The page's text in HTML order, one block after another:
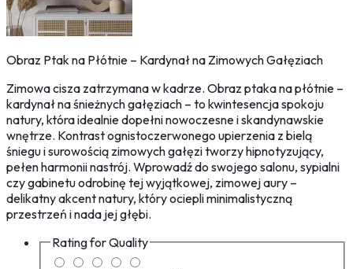
Obraz Ptak na Płótnie – Kardynał na Zimowych Gałęziach
Zimowa cisza zatrzymana w kadrze. Obraz ptaka na płótnie –
kardynał na śnieżnych gałęziach – to kwintesencja spokoju
natury, która idealnie dopełni nowoczesne i skandynawskie
wnętrze. Kontrast ognistoczerwonego upierzenia z bielą
śniegu i surowością zimowych gałęzi tworzy hipnotyzujący,
pełen harmonii nastrój. Wprowadź do swojego salonu, sypialni
czy gabinetu odrobinę tej wyjątkowej, zimowej aury –
delikatny akcent natury, który ociepli minimalistyczną
przestrzeń i nada jej głębi.
Rating forQuality